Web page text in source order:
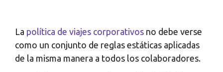
La política de viajes corporativos no debe verse
como un conjunto de reglas estáticas aplicadas
de la misma manera a todos los colaboradores.